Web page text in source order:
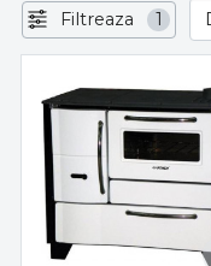
Filtreaza 1